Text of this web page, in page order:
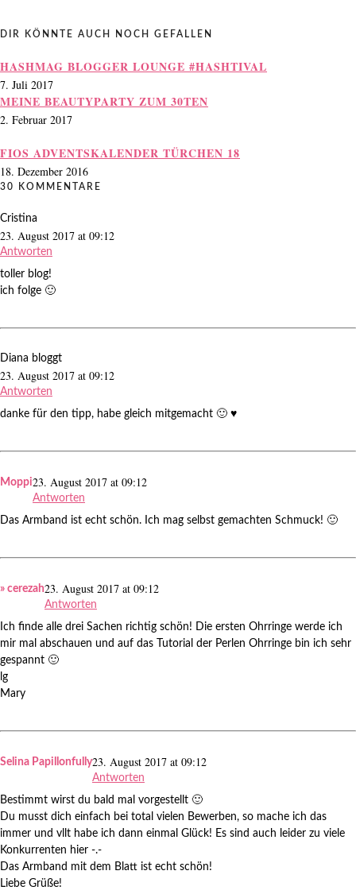
DIR KÖNNTE AUCH NOCH GEFALLEN
HASHMAG BLOGGER LOUNGE #HASHTIVAL
7. Juli 2017
MEINE BEAUTYPARTY ZUM 30TEN
2. Februar 2017
FIOS ADVENTSKALENDER TÜRCHEN 18
18. Dezember 2016
30 KOMMENTARE
Cristina
23. August 2017 at 09:12
Antworten
toller blog!
ich folge 🙂
Diana bloggt
23. August 2017 at 09:12
Antworten
danke für den tipp, habe gleich mitgemacht 🙂 ♥
Moppi23. August 2017 at 09:12
Antworten
Das Armband ist echt schön. Ich mag selbst gemachten Schmuck! 🙂
» cerezah23. August 2017 at 09:12
Antworten
Ich finde alle drei Sachen richtig schön! Die ersten Ohrringe werde ich
mir mal abschauen und auf das Tutorial der Perlen Ohrringe bin ich sehr
gespannt 🙂
lg
Mary
Selina Papillonfully23. August 2017 at 09:12
Antworten
Bestimmt wirst du bald mal vorgestellt 🙂
Du musst dich einfach bei total vielen Bewerben, so mache ich das
immer und vllt habe ich dann einmal Glück! Es sind auch leider zu viele
Konkurrenten hier -.-
Das Armband mit dem Blatt ist echt schön!
Liebe Grüße!